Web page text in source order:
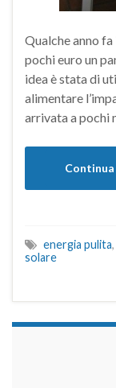
Qualche anno
pochi euro un
idea è stata di
alimentare
arrivata a pochi
energia pulita,
solare